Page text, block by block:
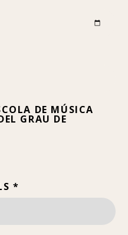
DE MÚSICA
GRAU DE
*